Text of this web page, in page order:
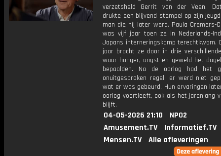
verzetsheld Gerrit van der Veen.
drukte een blijvend stempel op zijn
man die hij later werd. Paula Cremers-
was vijf jaar toen ze in Nederlands-
Japans interneringskamp terechtkwam.
jaar bracht ze door in drie
waar honger, angst en geweld het
bepaalden. Na de oorlog had het
onuitgesproken regel: er werd niet
wat er was gebeurd. Hun ervaringen
oorlog voortleeft, ook als het jarenlang
blijft.
04-05-2026 21:10
NPO2
Amusement.TV
Informatief.TV
Mensen.TV
Alle afleveringen